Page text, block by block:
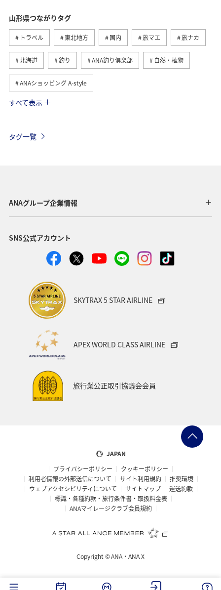
山形県つながりタグ
トラベル 東北地方 国内 旅マエ 旅ナカ
北海道 釣り ANA釣り倶楽部 自然・植物
ANAショッピング A-style
夏 川
マイルを貯める 宮城県 湖 ANA Mall
ライフ 日常
A-style秋特集 スズキ マアジ ヤマメ
すべて表示
タグ一覧
ANAグループ企業情報
SNS公式アカウント
SKYTRAX 5 STAR AIRLINE
APEX WORLD CLASS AIRLINE
旅行業公正取引協議会会員
JAPAN
プライバシーポリシー
クッキーポリシー
利用者情報の外部送信について
サイト利用規約
推奨環境
ウェブアクセシビリティについて
サイトマップ
運送約款
標識・各種約款・旅行条件書・取扱料金表
ANAマイレージクラブ会員規約
Copyright ©ANA・ANA X